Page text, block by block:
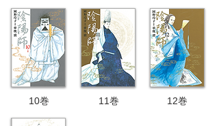
10巻 11巻 12巻